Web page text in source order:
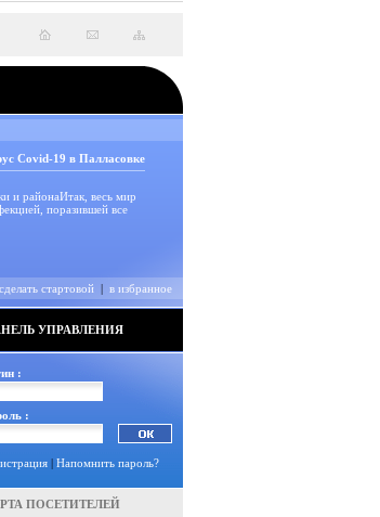
Covid-19 в Палласовке
и районаИтак, весь мир
поразившей все
сделать стартовой | в избранное
УПРАВЛЕНИЯ
:
:
| Напомнить пароль?
ПОСЕТИТЕЛЕЙ